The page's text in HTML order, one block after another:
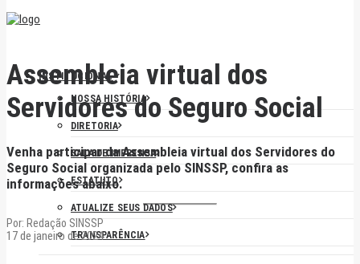
INSTITUCIONAL
NOSSA HISTÓRIA
DIRETORIA
SALA DE IMPRENSA
ESTATUTO
ATUALIZE SEUS DADOS
TRANSPARÊNCIA
Assembleia virtual dos
Servidores do Seguro Social
Venha participar da Assembleia virtual dos Servidores do
Seguro Social organizada pelo SINSSP, confira as
informações abaixo.
Por: Redação SINSSP
17 de janeiro de 2024